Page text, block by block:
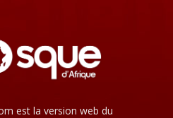
est la version web du